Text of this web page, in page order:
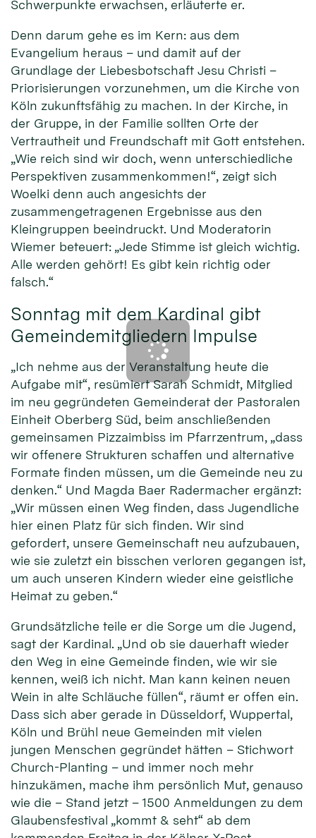
Schwerpunkte erwachsen, erläuterte er.
Denn darum gehe es im Kern: aus dem
Evangelium heraus – und damit auf der
Grundlage der Liebesbotschaft Jesu Christi –
Priorisierungen vorzunehmen, um die Kirche von
Köln zukunftsfähig zu machen. In der Kirche, in
der Gruppe, in der Familie sollten Orte der
Vertrautheit und Freundschaft mit Gott entstehen.
„Wie reich sind wir doch, wenn unterschiedliche
Perspektiven zusammenkommen!“, zeigt sich
Woelki denn auch angesichts der
zusammengetragenen Ergebnisse aus den
Kleingruppen beeindruckt. Und Moderatorin
Wiemer beteuert: „Jede Stimme ist gleich wichtig.
Alle werden gehört! Es gibt kein richtig oder
falsch.“
Sonntag mit dem Kardinal gibt
Gemeindemitgliedern Impulse
„Ich nehme aus der Veranstaltung heute die
Aufgabe mit“, resümiert Sarah Schmidt, Mitglied
im neu gegründeten Gemeinderat der Pastoralen
Einheit Oberberg Süd, beim anschließenden
gemeinsamen Pizzaimbiss im Pfarrzentrum, „dass
wir offenere Strukturen schaffen und alternative
Formate finden müssen, um die Gemeinde neu zu
denken.“ Und Magda Baer Radermacher ergänzt:
„Wir müssen einen Weg finden, dass Jugendliche
hier einen Platz für sich finden. Wir sind
gefordert, unsere Gemeinschaft neu aufzubauen,
wie sie zuletzt ein bisschen verloren gegangen ist,
um auch unseren Kindern wieder eine geistliche
Heimat zu geben.“
Grundsätzliche teile er die Sorge um die Jugend,
sagt der Kardinal. „Und ob sie dauerhaft wieder
den Weg in eine Gemeinde finden, wie wir sie
kennen, weiß ich nicht. Man kann keinen neuen
Wein in alte Schläuche füllen“, räumt er offen ein.
Dass sich aber gerade in Düsseldorf, Wuppertal,
Köln und Brühl neue Gemeinden mit vielen
jungen Menschen gegründet hätten – Stichwort
Church-Planting – und immer noch mehr
hinzukämen, mache ihm persönlich Mut, genauso
wie die – Stand jetzt – 1500 Anmeldungen zu dem
Glaubensfestival „kommt & seht“ ab dem